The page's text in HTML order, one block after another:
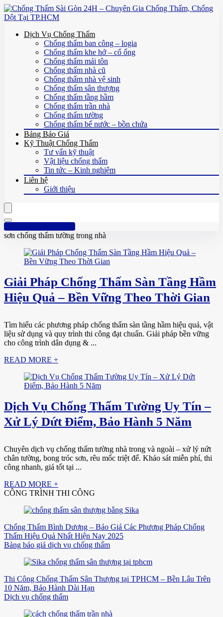
Dịch Vụ Chống Thấm
Chống thấm ban công – logia
Chống thấm khe hở – cổ ống
Chống thấm mái tôn
Chống thấm nhà cũ
Chống thấm nhà vệ sinh
Chống thấm sân thượng
Chống thấm tầng hầm
Chống thấm trần nhà
Chống thấm tường
Chống thấm bể nước – bồn chứa
Bảng Báo Giá
Kỹ Thuật Chống Thấm
Tư vấn kỹ thuật
Vật liệu chống thấm
Tin tức – Kinh nghiệm
Liên hệ
Giới thiệu
Hotline: 0961 894 472
sơn chống thấm tường trong nhà
Giải Pháp Chống Thấm Sàn Tầng Hầm
Hiệu Quả – Bền Vững Theo Thời Gian
Tìm hiểu các phương pháp chống thấm sàn tầng hầm hiệu quả, vật
liệu sử dụng và quy trình thi công đạt chuẩn. Giải pháp bền vững
cho công trình dân dụng & ...
READ MORE +
Dịch Vụ Chống Thấm Tường Uy Tín –
Xử Lý Dứt Điểm, Bảo Hành 5 Năm
Chuyên dịch vụ chống thấm tường nhà trong và ngoài – xử lý nứt
chân tường, bong tróc sơn, rêu mốc triệt để. Khảo sát miễn phí, thi
công nhanh, giá tốt tại ...
READ MORE +
CÔNG TRÌNH THI CÔNG
Chống Thấm Bình Dương – Báo Giá Các Phương Pháp Chống
Thấm Hiệu Quả Nhất Hiện Nay 2025
Bảng báo giá dịch vụ chống thấm
Thi Công Chống Thấm Sân Thượng tại TPHCM – Bền Lâu Trên
10 Năm, Bảo Hành Dài Hạn
Dịch vụ chống thấm